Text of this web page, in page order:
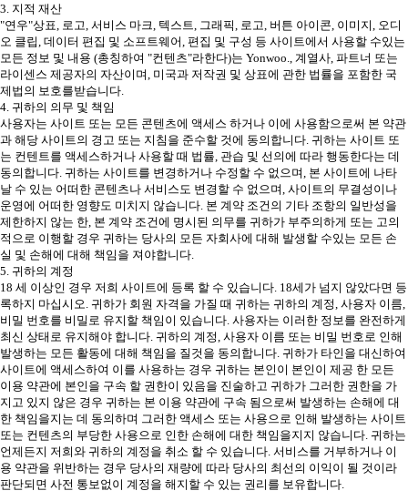
3. 지적 재산
"연우"상표, 로고, 서비스 마크, 텍스트, 그래픽, 로고, 버튼 아이콘, 이미지, 오디
오 클립, 데이터 편집 및 소프트웨어, 편집 및 구성 등 사이트에서 사용할 수있는
모든 정보 및 내용 (총칭하여 "컨텐츠"라한다)는 Yonwoo., 계열사, 파트너 또는
라이센스 제공자의 자산이며, 미국과 저작권 및 상표에 관한 법률을 포함한 국
제법의 보호를받습니다.
4. 귀하의 의무 및 책임
사용자는 사이트 또는 모든 콘텐츠에 액세스 하거나 이에 사용함으로써 본 약관
과 해당 사이트의 경고 또는 지침을 준수할 것에 동의합니다. 귀하는 사이트 또
는 컨텐트를 액세스하거나 사용할 때 법률, 관습 및 선의에 따라 행동한다는 데
동의합니다. 귀하는 사이트를 변경하거나 수정할 수 없으며, 본 사이트에 나타
날 수 있는 어떠한 콘텐츠나 서비스도 변경할 수 없으며, 사이트의 무결성이나
운영에 어떠한 영향도 미치지 않습니다. 본 계약 조건의 기타 조항의 일반성을
제한하지 않는 한, 본 계약 조건에 명시된 의무를 귀하가 부주의하게 또는 고의
적으로 이행할 경우 귀하는 당사의 모든 자회사에 대해 발생할 수있는 모든 손
실 및 손해에 대해 책임을 져야합니다.
5. 귀하의 계정
18 세 이상인 경우 저희 사이트에 등록 할 수 있습니다. 18세가 넘지 않았다면 등
록하지 마십시오. 귀하가 회원 자격을 가질 때 귀하는 귀하의 계정, 사용자 이름,
비밀 번호를 비밀로 유지할 책임이 있습니다. 사용자는 이러한 정보를 완전하게
최신 상태로 유지해야 합니다. 귀하의 계정, 사용자 이름 또는 비밀 번호로 인해
발생하는 모든 활동에 대해 책임을 질것을 동의합니다. 귀하가 타인을 대신하여
사이트에 액세스하여 이를 사용하는 경우 귀하는 본인이 본인이 제공 한 모든
이용 약관에 본인을 구속 할 권한이 있음을 진술하고 귀하가 그러한 권한을 가
지고 있지 않은 경우 귀하는 본 이용 약관에 구속 됨으로써 발생하는 손해에 대
한 책임을지는 데 동의하며 그러한 액세스 또는 사용으로 인해 발생하는 사이트
또는 컨텐츠의 부당한 사용으로 인한 손해에 대한 책임을지지 않습니다. 귀하는
언제든지 저희와 귀하의 계정을 취소 할 수 있습니다. 서비스를 거부하거나 이
용 약관을 위반하는 경우 당사의 재량에 따라 당사의 최선의 이익이 될 것이라
판단되면 사전 통보없이 계정을 해지할 수 있는 권리를 보유합니다.